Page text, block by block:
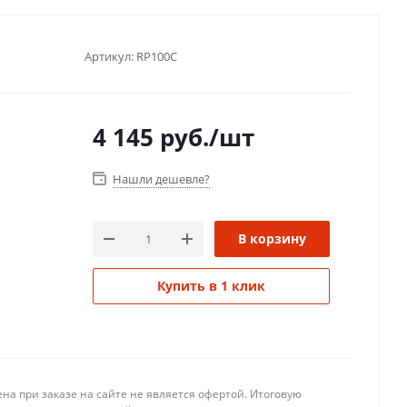
Артикул: RP100C
4 145 руб./шт
Нашли дешевле?
В корзину
Купить в 1 клик
при заказе на сайте не является офертой. Итоговую